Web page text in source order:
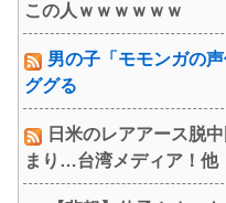
この人ｗｗｗｗｗｗ
男の子「モモンガの
ググる
日米のレアアース脱
まり…台湾メディア！他